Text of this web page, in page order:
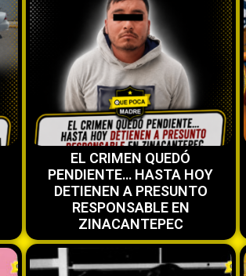
EL CRIMEN QUEDÓ
PENDIENTE… HASTA HOY
DETIENEN A PRESUNTO
RESPONSABLE EN
ZINACANTEPEC